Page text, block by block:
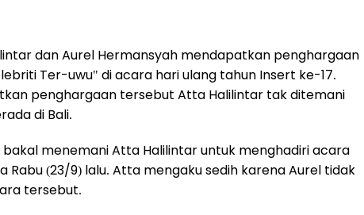
dan Aurel Hermansyah mendapatkan penghargaan
Ter-uwu" di acara hari ulang tahun Insert ke-17.
penghargaan tersebut Atta Halilintar tak ditemani
di Bali.
bakal menemani Atta Halilintar untuk menghadiri acara
Rabu (23/9) lalu. Atta mengaku sedih karena Aurel tidak
tersebut.